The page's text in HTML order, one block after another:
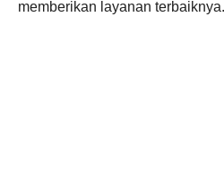
memberikan layanan terbaiknya.